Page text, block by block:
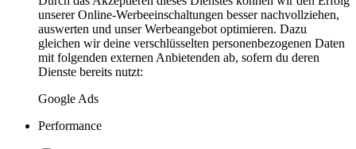
unserer Online-Werbeeinschaltungen besser nachvollziehen,
auswerten und unser Werbeangebot optimieren. Dazu
gleichen wir deine verschlüsselten personenbezogenen Daten
mit folgenden externen Anbietenden ab, sofern du deren
Dienste bereits nutzt:
Google Ads
Performance